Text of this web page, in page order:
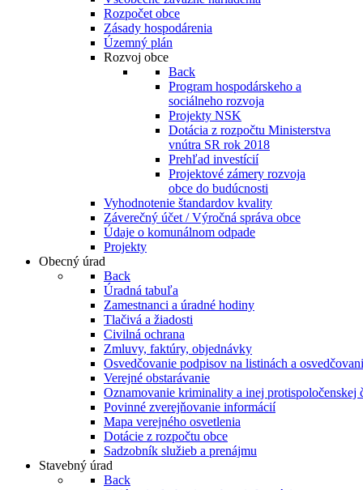
Rozpočet obce
Zásady hospodárenia
Územný plán
Rozvoj obce
Back
Program hospodárskeho a
sociálneho rozvoja
Projekty NSK
Dotácia z rozpočtu Ministerstva
vnútra SR rok 2018
Prehľad investícií
Projektové zámery rozvoja
obce do budúcnosti
Vyhodnotenie štandardov kvality
Záverečný účet / Výročná správa obce
Údaje o komunálnom odpade
Projekty
Obecný úrad
Back
Úradná tabuľa
Zamestnanci a úradné hodiny
Tlačivá a žiadosti
Civilná ochrana
Zmluvy, faktúry, objednávky
Osvedčovanie podpisov na listinách a
Verejné obstarávanie
Oznamovanie kriminality a inej protispoločenskej
Povinné zverejňovanie informácií
Mapa verejného osvetlenia
Dotácie z rozpočtu obce
Sadzobník služieb a prenájmu
Stavebný úrad
Back